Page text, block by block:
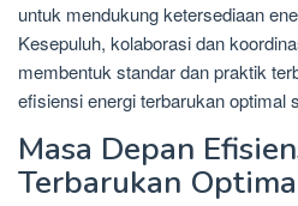
untuk mendukung ketersediaan
Kesepuluh, kolaborasi dan
membentuk standar dan praktik
efisiensi energi terbarukan optimal
Masa Depan
Terbarukan